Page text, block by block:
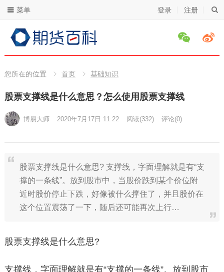
登录 注册
菜单
您所在的位置 首页 基础知识
股票支撑线是什么意思？怎么使用股票支撑线
博易大师 2020年7月17日 11:22 阅读(332) 评论(0)
股票支撑线是什么意思? 支撑线，字面理解就是有“支
撑的一条线”。放到股市中，当股价跌到某个价位附
近时股价停止下跌，好像被什么撑住了，并且股价在
这个位置震荡了一下，随后还可能再次上行…
股票支撑线是什么意思?
支撑线，字面理解就是有“支撑的一条线”。放到股市